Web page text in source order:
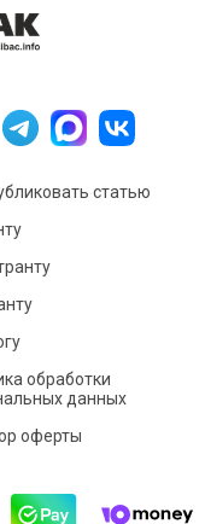
статью
обработки
данных
оферты